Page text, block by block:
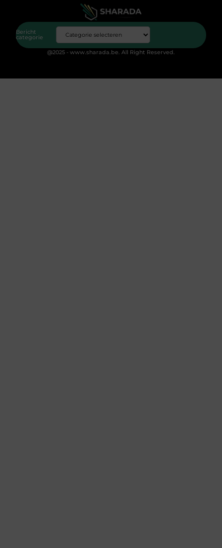
Bericht
categorie
@2025 - www.sharada.be. All Right Reserved.